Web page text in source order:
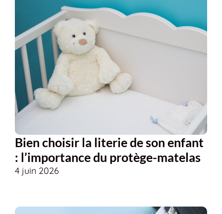
Bien choisir la literie de son enfant
: l’importance du protège-matelas
4 juin 2026